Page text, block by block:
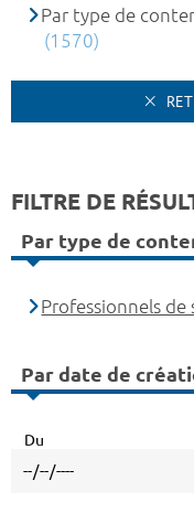
Par type de
(1570)
FILTRE DE
Par type de
Professionnels de
Par date de
Du